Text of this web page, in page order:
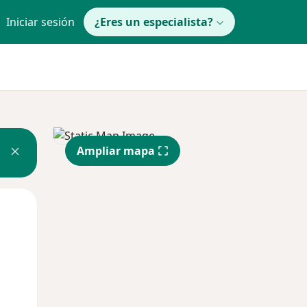
Iniciar sesión ¿Eres un especialista?
Ampliar mapa